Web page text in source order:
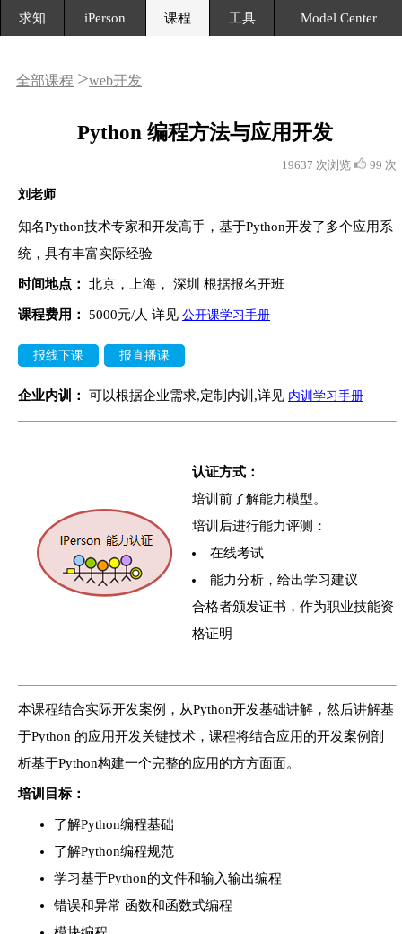
求知 iPerson 课程 工具 Model Center
全部课程 >web开发
Python 编程方法与应用开发
19637 次浏览 99 次
刘老师
知名Python技术专家和开发高手，基于Python开发了多个应用系
统，具有丰富实际经验
时间地点： 北京， 上海， 深圳 根据报名开班
课程费用： 5000元/人 详见 公开课学习手册
报线下课 报直播课
企业内训： 可以根据企业需求,定制内训,详见 内训学习手册
认证方式：
培训前了解能力模型。
培训后进行能力评测：
在线考试
能力分析，给出学习建议
合格者颁发证书，作为职业技能资
格证明
本课程结合实际开发案例，从Python开发基础讲解，然后讲解基
于Python 的应用开发关键技术，课程将结合应用的开发案例剖
析基于Python构建一个完整的应用的方方面面。
培训目标：
了解Python编程基础
了解Python编程规范
学习基于Python的文件和输入输出编程
错误和异常 函数和函数式编程